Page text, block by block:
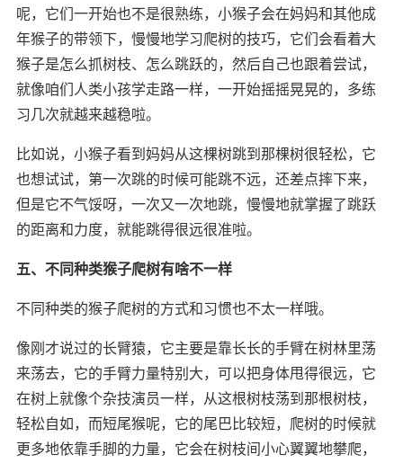
呢，它们一开始也不是很熟练，小猴子会在妈妈和其他成
年猴子的带领下，慢慢地学习爬树的技巧，它们会看着大
猴子是怎么抓树枝、怎么跳跃的，然后自己也跟着尝试，
就像咱们人类小孩学走路一样，一开始摇摇晃晃的，多练
习几次就越来越稳啦。
比如说，小猴子看到妈妈从这棵树跳到那棵树很轻松，它
也想试试，第一次跳的时候可能跳不远，还差点摔下来，
但是它不气馁呀，一次又一次地跳，慢慢地就掌握了跳跃
的距离和力度，就能跳得很远很准啦。
五、不同种类猴子爬树有啥不一样
不同种类的猴子爬树的方式和习惯也不太一样哦。
像刚才说过的长臂猿，它主要是靠长长的手臂在树林里荡
来荡去，它的手臂力量特别大，可以把身体甩得很远，它
在树上就像个杂技演员一样，从这根树枝荡到那根树枝，
轻松自如，而短尾猴呢，它的尾巴比较短，爬树的时候就
更多地依靠手脚的力量，它会在树枝间小心翼翼地攀爬，